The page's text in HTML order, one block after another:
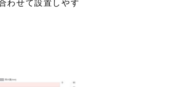
わせて設置しやす